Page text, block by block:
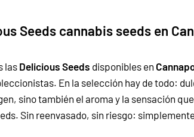
Seeds cannabis seeds en
lasDelicious Seeds disponibles en
En la selección hay de todo:
sino también el aroma y la sensación
. Sin reenvasado, sin riesgo: